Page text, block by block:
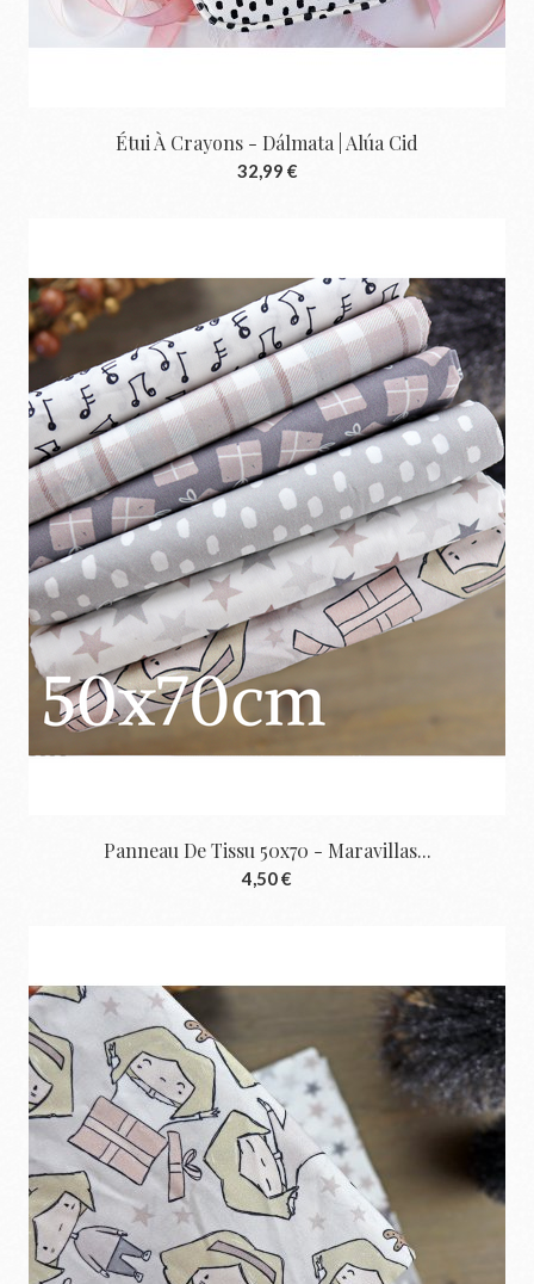
Étui À Crayons - Dálmata | Alúa Cid
32,99 €
Panneau De Tissu 50x70 - Maravillas...
4,50 €